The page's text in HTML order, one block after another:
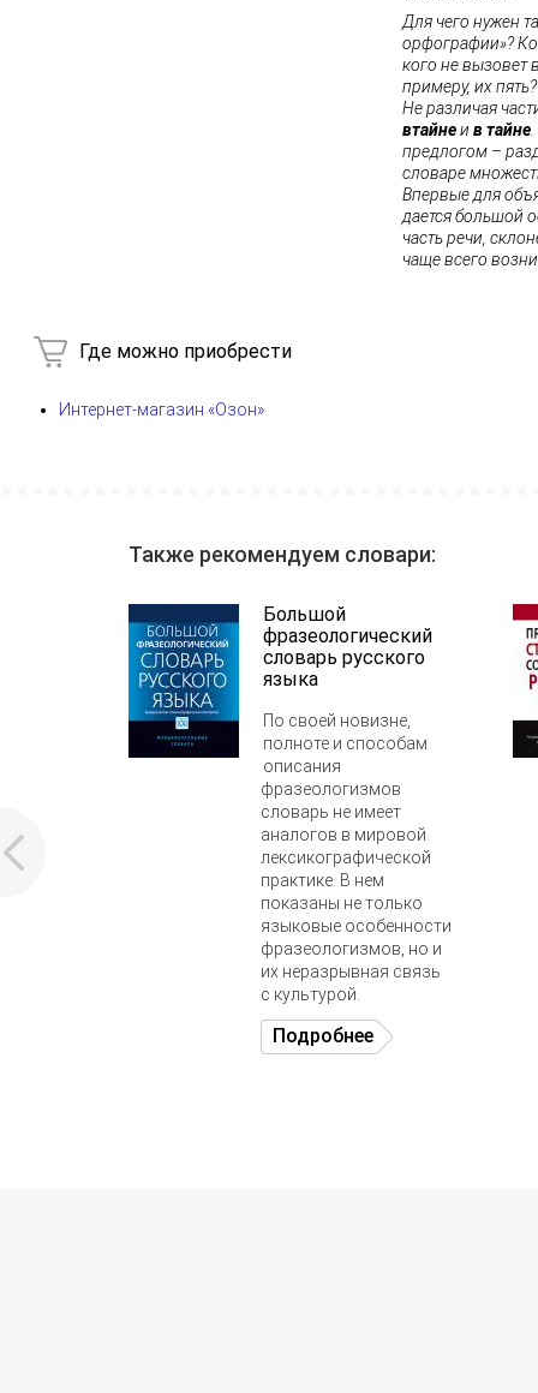
Для чего нужен
орфографии»?
кого не вызовет
примеру, их пять?
Не различая
втайнеив тайне
предлогом –
словаре
Впервые для
дается большой
часть речи,
чаще всего
Где можно приобрести
Интернет-магазин «Озон»
Также рекомендуем словари:
Большой
фразеологический
словарь русского
языка
По своей новизне,
полноте и способам
описания
фразеологизмов
словарь не имеет
аналогов в мировой
лексикографической
практике. В нем
показаны не только
языковые особенности
фразеологизмов, но и
их неразрывная связь
с культурой.
Подробнее